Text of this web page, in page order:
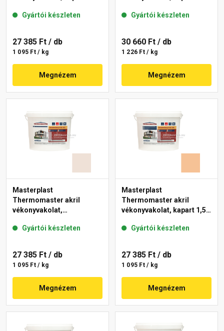
Gyártói készleten
27 385 Ft / db
1 095 Ft / kg
Megnézem
Gyártói készleten
30 660 Ft / db
1 226 Ft / kg
Megnézem
Masterplast
Thermomaster akril
vékonyvakolat,
44-F 25 kg
Gyártói készleten
27 385 Ft / db
1 095 Ft / kg
Megnézem
Masterplast
Thermomaster akril
vékonyvakolat, kapart 1,5
Gyártói készleten
27 385 Ft / db
1 095 Ft / kg
Megnézem